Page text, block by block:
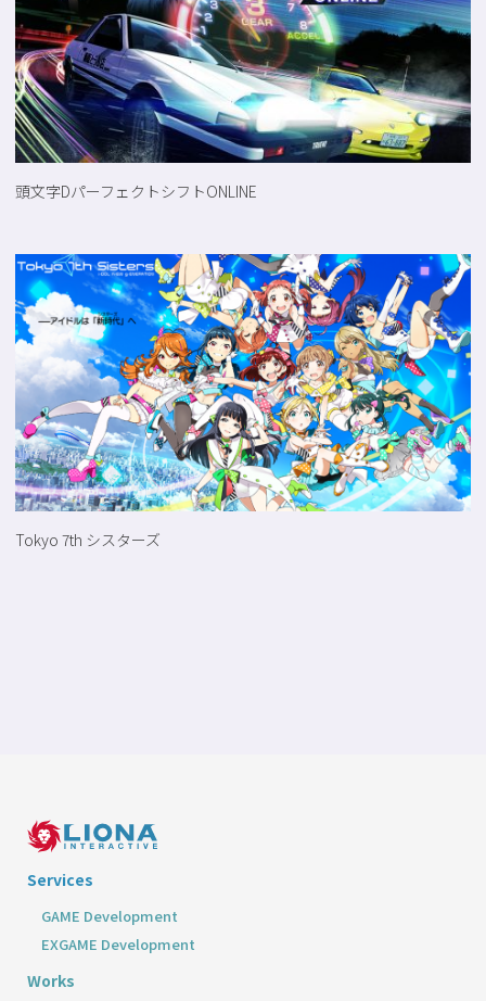
頭文字DパーフェクトシフトONLINE
Tokyo 7th シスターズ
Services
GAME Development
EXGAME Development
Works